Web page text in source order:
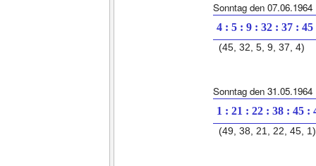
Sonntag den 07.06.1964
4 : 5 : 9 : 32 : 37 : 45
(45, 32, 5, 9, 37, 4)
Sonntag den 31.05.1964
1 : 21 : 22 : 38 : 45 :
(49, 38, 21, 22, 45, 1)